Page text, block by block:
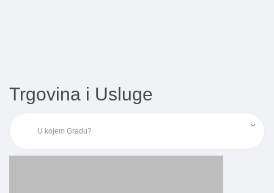
Trgovina i Usluge